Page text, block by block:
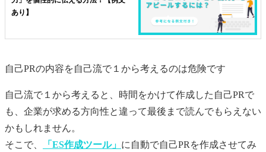
あり】
自己PRの内容を自己流で１から考えるのは危険です
自己流で１から考えると、時間をかけて作成した 自己PRで
も、企業が求める方向性と違って最後まで読んでもらえない
かもしれません。
そこで、
「ES作成ツール」 に自動で自己PR を作成させてみ